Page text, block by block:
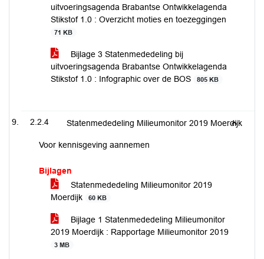
uitvoeringsagenda Brabantse Ontwikkelagenda
Stikstof 1.0 : Overzicht moties en toezeggingen
71 KB
Bijlage 3 Statenmededeling bij
uitvoeringsagenda Brabantse Ontwikkelagenda
Stikstof 1.0 : Infographic over de BOS
805 KB
2.2.4 Statenmededeling Milieumonitor 2019 Moerdijk
Voor kennisgeving aannemen
Bijlagen
Statenmededeling Milieumonitor 2019
Moerdijk
60 KB
Bijlage 1 Statenmededeling Milieumonitor
2019 Moerdijk : Rapportage Milieumonitor 2019
3 MB